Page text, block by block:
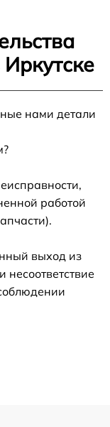
нами детали
работой
выход из
несоответствие